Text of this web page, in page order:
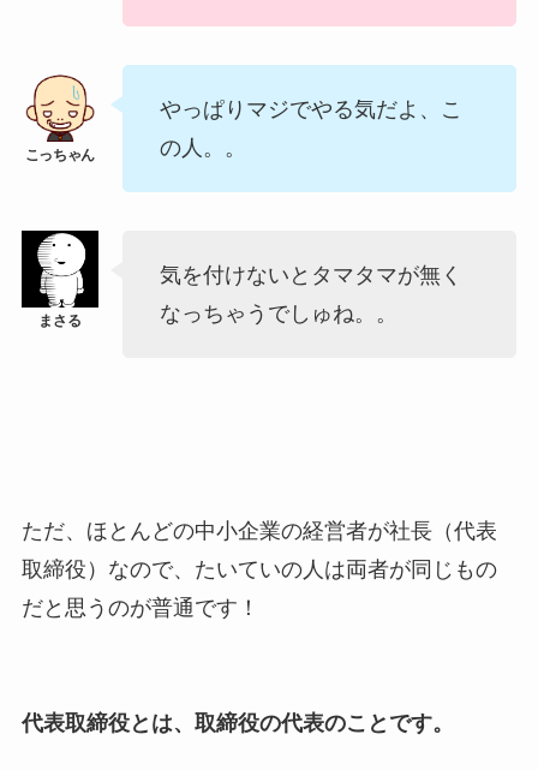
やっぱりマジでやる気だよ、こ
の人。。
気を付けないとタマタマが無く
なっちゃうでしゅね。。
ただ、ほとんどの中小企業の経営者が社長（代表
取締役）なので、たいていの人は両者が同じもの
だと思うのが普通です！
代表取締役とは、取締役の代表のことです。